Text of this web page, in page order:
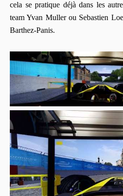
cela se pratique déjà dans les
team Yvan Muller ou Sebastien
Barthez-Panis.